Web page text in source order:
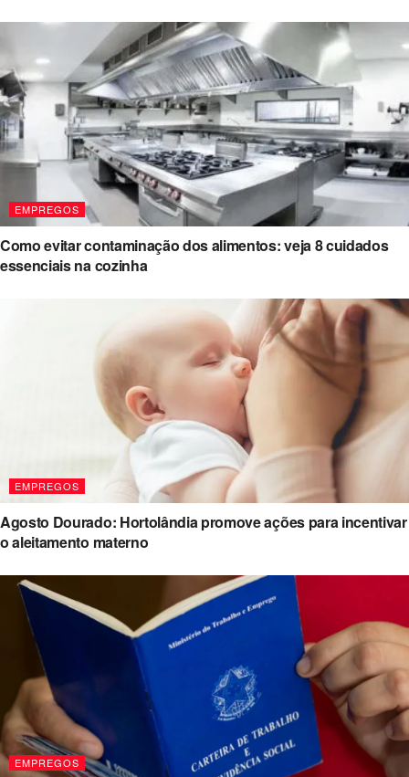
EMPREGOS
Como evitar contaminação dos alimentos: veja 8 cuidados
essenciais na cozinha
EMPREGOS
Agosto Dourado: Hortolândia promove ações para incentivar
o aleitamento materno
EMPREGOS